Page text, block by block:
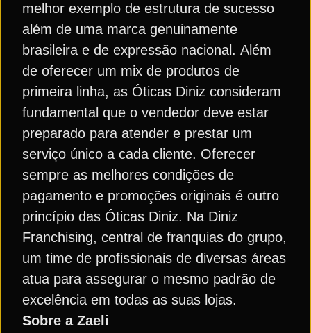
melhor exemplo de estrutura de sucesso
além de uma marca genuinamente
brasileira e de expressão nacional. Além
de oferecer um mix de produtos de
primeira linha, as Óticas Diniz consideram
fundamental que o vendedor deve estar
preparado para atender e prestar um
serviço único a cada cliente. Oferecer
sempre as melhores condições de
pagamento e promoções originais é outro
princípio das Óticas Diniz. Na Diniz
Franchising, central de franquias do grupo,
um time de profissionais de diversas áreas
atua para assegurar o mesmo padrão de
excelência em todas as suas lojas.
Sobre a Zaeli